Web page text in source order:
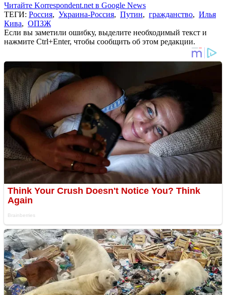
Читайте Korrespondent.net в Google News
ТЕГИ: Россия, Украина-Россия, Путин, гражданство, Илья
Кива, ОПЗЖ
Если вы заметили ошибку, выделите необходимый текст и
нажмите Ctrl+Enter, чтобы сообщить об этом редакции.